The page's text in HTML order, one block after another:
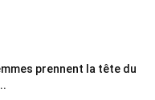
prennent la tête du